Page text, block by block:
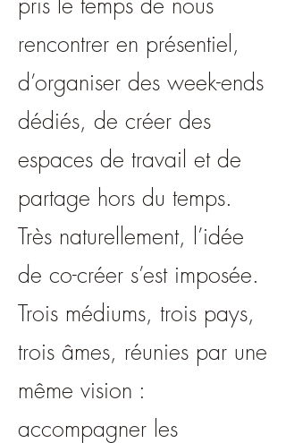
rencontrer en présentiel,
d’organiser des week-ends
dédiés, de créer des
espaces de travail et de
partage hors du temps.
Très naturellement, l’idée
de co-créer s’est imposée.
Trois médiums, trois pays,
trois âmes, réunies par une
même vision :
accompagner les